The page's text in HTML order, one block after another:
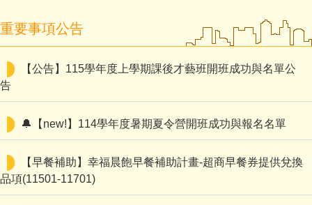
鄧公行事曆
鄧公社團
家長園地
重要事項公告
【公告】115學年度上學期課後才藝班開班成功與名單公
告
🔔【new!】114學年度暑期夏令營開班成功與報名名單
【早餐補助】幸福晨飽早餐補助計畫-超商早餐券提供兌換
品項(11501-11701)